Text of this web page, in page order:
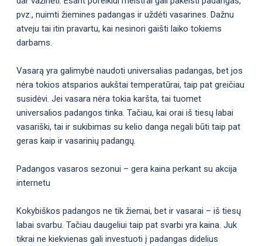
pvz., nuimti žiemines padangas ir uždėti vasarines. Dažnu
atveju tai itin pravartu, kai nesinori gaišti laiko tokiems
darbams.
Vasarą yra galimybė naudoti universalias padangas, bet jos
nėra tokios atsparios aukštai temperatūrai, taip pat greičiau
susidėvi. Jei vasara nėra tokia karšta, tai tuomet
universalios padangos tinka. Tačiau, kai orai iš tiesų labai
vasariški, tai ir sukibimas su kelio danga negali būti taip pat
geras kaip ir vasarinių padangų.
Padangos vasaros sezonui – gera kaina perkant su akcija
internetu
Kokybiškos padangos ne tik žiemai, bet ir vasarai – iš tiesų
labai svarbu. Tačiau daugeliui taip pat svarbi yra kaina. Juk
tikrai ne kiekvienas gali investuoti į padangas didelius